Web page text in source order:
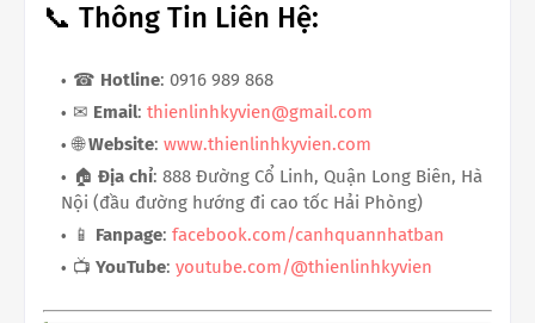
📞 Thông Tin Liên Hệ:
☎ Hotline: 0916 989 868
✉ Email: thienlinhkyvien@gmail.com
🌐Website: www.thienlinhkyvien.com
🏠 Địa chỉ: 888 Đường Cổ Linh, Quận Long Biên, Hà
Nội (đầu đường hướng đi cao tốc Hải Phòng)
📱 Fanpage: facebook.com/canhquannhatban
📺 YouTube: youtube.com/@thienlinhkyvien